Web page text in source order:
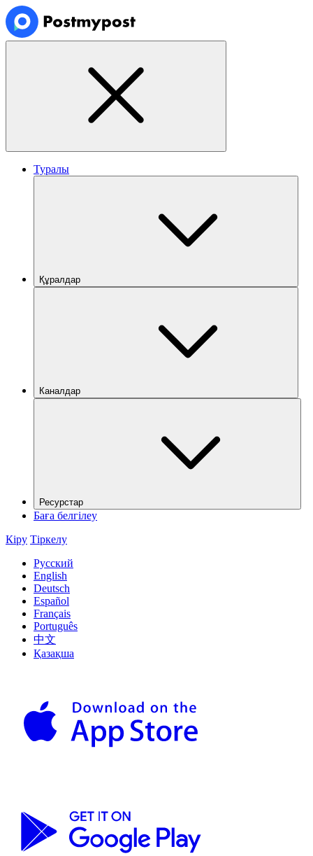
Туралы
Құралдар
Каналдар
Ресурстар
Баға белгілеу
Кіру Тіркелу
Русский
English
Deutsch
Español
Français
Português
中文
Қазақша